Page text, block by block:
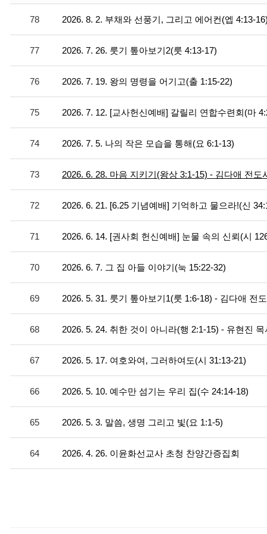
78 2026. 8. 2. 부채와 선풍기, 그리고 에어컨(엡 4:13-16)
77 2026. 7. 26. 룻기 톺아보기2(룻 4:13-17)
76 2026. 7. 19. 왕의 명령을 어기고(출 1:15-22)
75 2026. 7. 12. [교사헌신예배] 갈릴리 연합수련회(마
74 2026. 7. 5. 나의 작은 모습을 통해(요 6:1-13)
73 2026. 6. 28. 마음 지키기(왕상 3:1-15) - 김다애 전도
72 2026. 6. 21. [6.25 기념예배] 기억하고 물으라!(신
71 2026. 6. 14. [권사회 헌신예배] 눈물 속의 신뢰(시
70 2026. 6. 7. 그 집 아들 이야기(눅 15:22-32)
69 2026. 5. 31. 룻기 톺아보기1(룻 1:6-18) - 김다애 전
68 2026. 5. 24. 취한 것이 아니라(행 2:1-15) - 유현진 목
67 2026. 5. 17. 여호와여, 그러하여도(시 31:13-21)
66 2026. 5. 10. 예수만 섬기는 우리 집(수 24:14-18)
65 2026. 5. 3. 말씀, 생명 그리고 빛(요 1:1-5)
64 2026. 4. 26. 이윤화선교사 초청 찬양간증집회